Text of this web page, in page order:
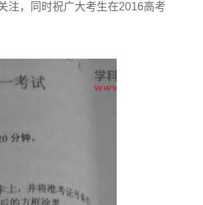
注，同时祝广大考生在2016高考